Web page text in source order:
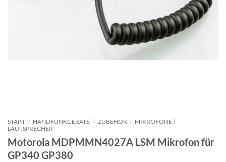
START / HANDFUNKGERÄTE / ZUBEHÖR / MIKROFONE /
LAUTSPRECHER
Motorola MDPMMN4027A LSM Mikrofon für
GP340 GP380